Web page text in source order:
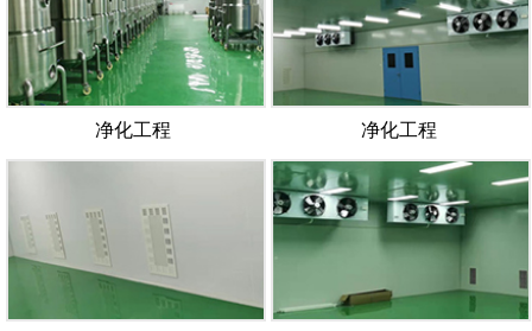
净化工程 净化工程